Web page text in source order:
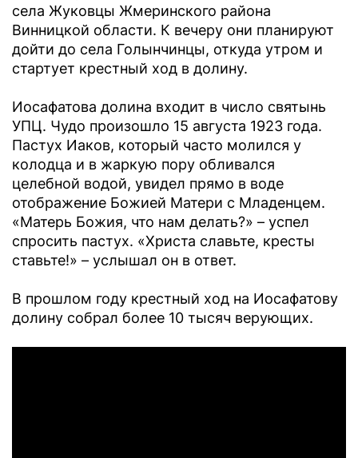
села Жуковцы Жмеринского района
Винницкой области. К вечеру они планируют
дойти до села Голынчинцы, откуда утром и
стартует крестный ход в долину.
Иосафатова долина входит в число святынь
УПЦ. Чудо произошло 15 августа 1923 года.
Пастух Иаков, который часто молился у
колодца и в жаркую пору обливался
целебной водой, увидел прямо в воде
отображение Божией Матери с Младенцем.
«Матерь Божия, что нам делать?» – успел
спросить пастух. «Христа славьте, кресты
ставьте!» – услышал он в ответ.
В прошлом году крестный ход на Иосафатову
долину собрал более 10 тысяч верующих.